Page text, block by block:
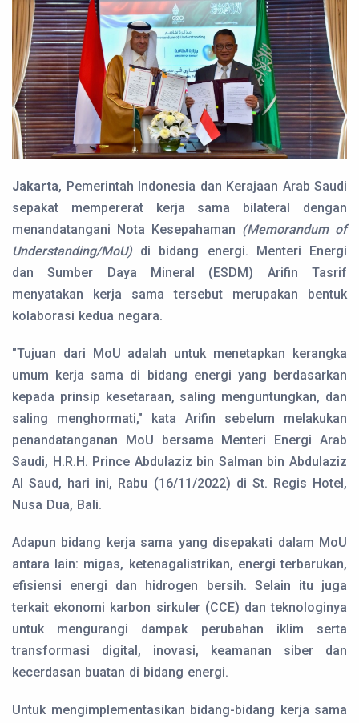
Jakarta, Pemerintah Indonesia dan Kerajaan Arab Saudi
sepakat mempererat kerja sama bilateral dengan
menandatangani Nota Kesepahaman (Memorandum of
Understanding/MoU) di bidang energi. Menteri Energi
dan Sumber Daya Mineral (ESDM) Arifin Tasrif
menyatakan kerja sama tersebut merupakan bentuk
kolaborasi kedua negara.
"Tujuan dari MoU adalah untuk menetapkan kerangka
umum kerja sama di bidang energi yang berdasarkan
kepada prinsip kesetaraan, saling menguntungkan, dan
saling menghormati," kata Arifin sebelum melakukan
penandatanganan MoU bersama Menteri Energi Arab
Saudi, H.R.H. Prince Abdulaziz bin Salman bin Abdulaziz
Al Saud, hari ini, Rabu (16/11/2022) di St. Regis Hotel,
Nusa Dua, Bali.
Adapun bidang kerja sama yang disepakati dalam MoU
antara lain: migas, ketenagalistrikan, energi terbarukan,
efisiensi energi dan hidrogen bersih. Selain itu juga
terkait ekonomi karbon sirkuler (CCE) dan teknologinya
untuk mengurangi dampak perubahan iklim serta
transformasi digital, inovasi, keamanan siber dan
kecerdasan buatan di bidang energi.
Untuk mengimplementasikan bidang-bidang kerja sama